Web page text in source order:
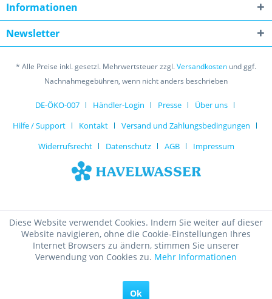
Informationen
Newsletter
* Alle Preise inkl. gesetzl. Mehrwertsteuer zzgl.Versandkosten und ggf.
Nachnahmegebühren, wenn nicht anders beschrieben
DE-ÖKO-007 Händler-Login Presse
Über uns
Hilfe / Support
Kontakt
Versand und Zahlungsbedingungen
Widerrufsrecht
Datenschutz AGB Impressum
Diese Website verwendet Cookies. Indem Sie weiter auf dieser
Website navigieren, ohne die Cookie-Einstellungen Ihres
Internet Browsers zu ändern, stimmen Sie unserer
Verwendung von Cookies zu. Mehr Informationen
Ok